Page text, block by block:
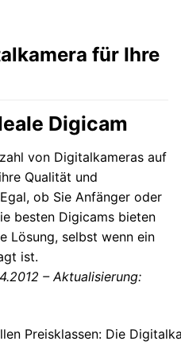
für Ihre
Digicam
von Digitalkameras auf
Qualität und
ob Sie Anfänger oder
besten Digicams bieten
Lösung, selbst wenn ein
ist.
– Aktualisierung: